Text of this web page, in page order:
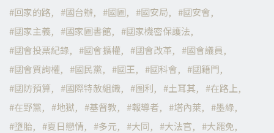
回家的路
國台辦 國圖 國安局
國安會
國家主義
國家圖書館
國家機密保護法
國會投票紀錄
國會擴權 國會改革
國會議員
國會質詢權
國民黨 國王 國科會
國籍門
國防預算
國際特赦組織 圖利 土耳其
在路上
在野黨
地獄 基督教 報導者 塔內萊
墨綠
墮胎
夏日戀情 多元 大同 大法官
大罷免